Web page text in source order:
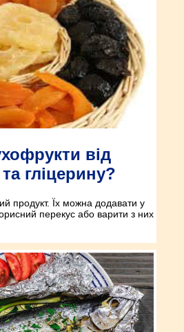
від
гліцерину?
продукт. Їх можна додавати у
перекус або варити з них